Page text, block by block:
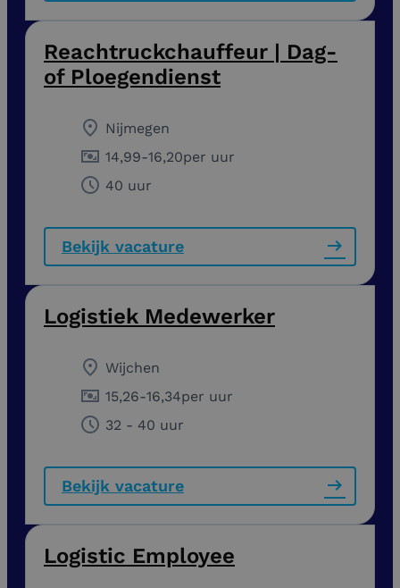
Reachtruckchauffeur | Dag-
of Ploegendienst
Nijmegen
14,99-16,20per uur
40 uur
Bekijk vacature
Logistiek Medewerker
Wijchen
15,26-16,34per uur
32 - 40 uur
Bekijk vacature
Logistic Employee